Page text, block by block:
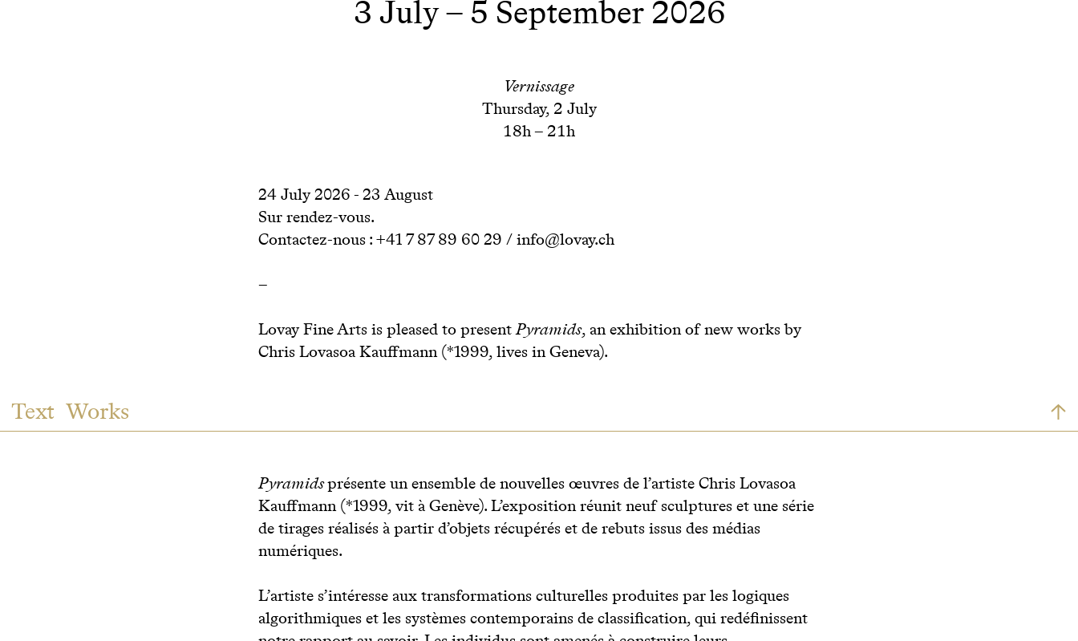
3 July – 5 September 2026
Vernissage
Thursday, 2 July
18h – 21h
24 July 2026 - 23 August
Sur rendez-vous.
Contactez-nous : +41 7 87 89 60 29 / info@lovay.ch
–
Lovay Fine Arts is pleased to present Pyramids, an exhibition of new works by
Chris Lovasoa Kauffmann (*1999, lives in Geneva).
Text Works
Pyramidsprésente un ensemble de nouvelles œuvres de l’artiste Chris Lovasoa
Kauffmann (*1999, vit à Genève). L’exposition réunit neuf sculptures et une série
de tirages réalisés à partir d’objets récupérés et de rebuts issus des médias
numériques.
L’artiste s’intéresse aux transformations culturelles produites par les logiques
algorithmiques et les systèmes contemporains de classification, qui redéfinissent